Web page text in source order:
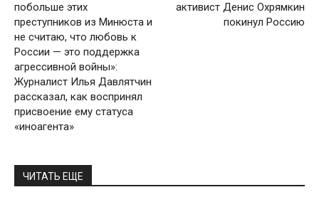
побольше этих
преступников из Минюста и
не считаю, что любовь к
России — это поддержка
агрессивной войны»:
Журналист Илья Давлятчин
рассказал, как воспринял
присвоение ему статуса
«иноагента»
активист Денис Охрямкин
покинул Россию
ЧИТАТЬ ЕЩЕ